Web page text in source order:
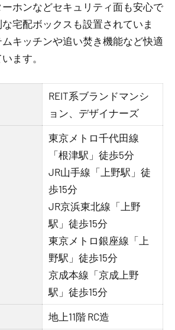
ホンなどセキュリティ面も安心で
宅配ボックスも設置されていま
キッチンや追い焚き機能など快適
ます。
REIT系ブランドマンシ
ョン、デザイナーズ
東京メトロ千代田線
「根津駅」徒歩5分
JR山手線「上野駅」徒
歩15分
JR京浜東北線「上野
駅」徒歩15分
東京メトロ銀座線「上
野駅」徒歩15分
京成本線「京成上野
駅」徒歩15分
地上11階 RC造